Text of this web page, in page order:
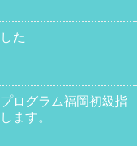
た
ログラム福岡初級指
ます。